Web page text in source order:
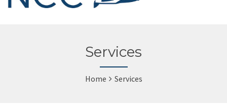
Services
Home Services